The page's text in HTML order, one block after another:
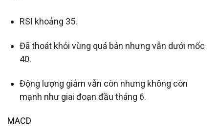
RSI khoảng 35.
Đã thoát khỏi vùng quá bán nhưng vẫn dưới mốc
40.
Động lượng giảm vẫn còn nhưng không còn
mạnh như giai đoạn đầu tháng 6.
MACD